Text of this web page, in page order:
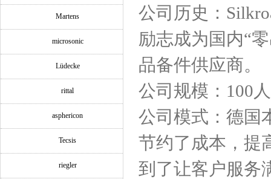
Martens
microsonic
Lüdecke
rittal
asphericon
Tecsis
riegler
公司历史：
励志成为国内“
品备件供应商。
公司规模：100
公司模式：德国
节约了成本，提
到了让客户服务